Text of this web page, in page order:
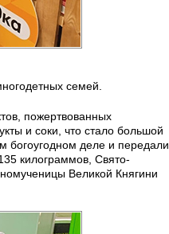
семей.
пожертвованных
и соки, что стало большой
богоугодном деле и передали
килограммов, Свято-
Великой Княгини